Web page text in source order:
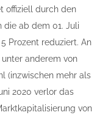
offiziell durch den
die ab dem 01. Juli
Prozent reduziert. An
anderem von
(inzwischen mehr als
2020 verlor das
von